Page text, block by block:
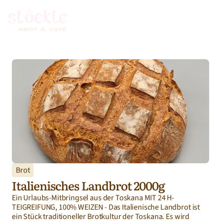
Brot
Italienisches Landbrot 2000g
Ein Urlaubs-Mitbringsel aus der Toskana MIT 24 H-
TEIGREIFUNG, 100% WEIZEN - Das Italienische Landbrot ist
ein Stück traditioneller Brotkultur der Toskana. Es wird